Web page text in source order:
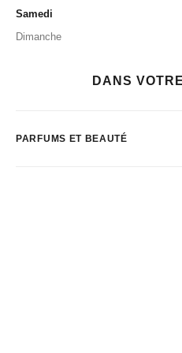
Samedi
Dimanche
DANS
PARFUMS ET BEAUTÉ